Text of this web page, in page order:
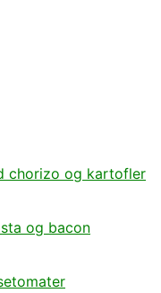
chorizo og kartofler
og bacon